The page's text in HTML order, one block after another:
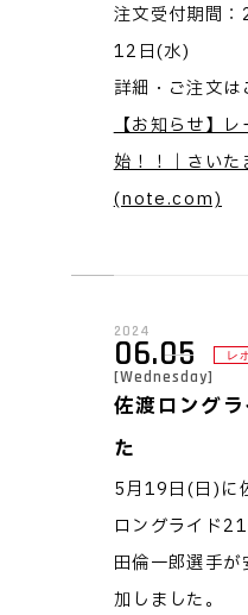
注文受付期間
12日(水)
詳細・ご注文は
【お知らせ】
始！！｜さい
(note.com)
2024
06.05
[Wednesday]
レ
佐渡ロング
た
5月19日(日)に
ロングライド
田倫一郎選手
加しました。